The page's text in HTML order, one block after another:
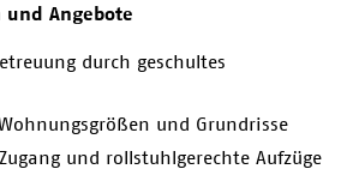
und Angebote
durch geschultes
und Grundrisse
und rollstuhlgerechte Aufzüge